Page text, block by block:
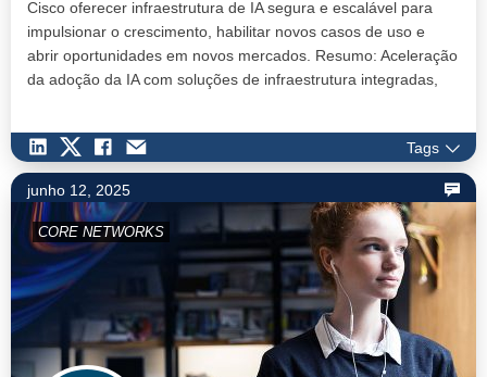
Cisco oferecer infraestrutura de IA segura e escalável para
impulsionar o crescimento, habilitar novos casos de uso e
abrir oportunidades em novos mercados. Resumo: Aceleração
da adoção da IA com soluções de infraestrutura integradas,
Tags
junho 12, 2025
CORE NETWORKS